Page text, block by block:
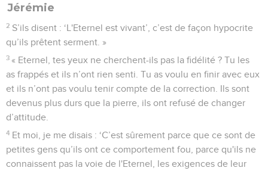
Jérémie
2 S’ils disent : ‘L'Eternel est vivant’, c’est de façon hypocrite
qu’ils prêtent serment. »
3 « Eternel, tes yeux ne cherchent-ils pas la fidélité ? Tu les
as frappés et ils n’ont rien senti. Tu as voulu en finir avec eux
et ils n’ont pas voulu tenir compte de la correction. Ils sont
devenus plus durs que la pierre, ils ont refusé de changer
d’attitude.
4 Et moi, je me disais : ‘C’est sûrement parce que ce sont de
petites gens qu’ils ont ce comportement fou, parce qu'ils ne
connaissent pas la voie de l'Eternel, les exigences de leur